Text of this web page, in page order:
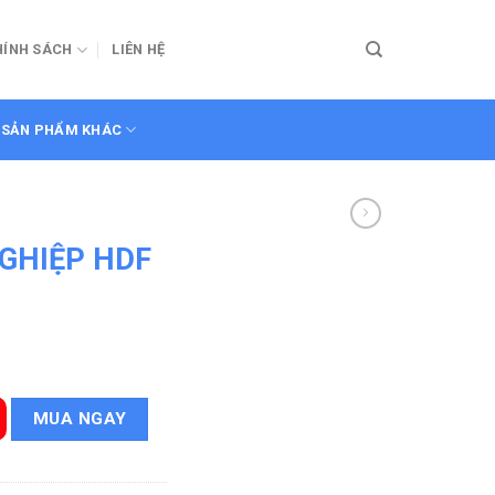
SÁCH LIÊN HỆ
SẢN PHẨM KHÁC
HDF
C1 số lượng
MUA NGAY